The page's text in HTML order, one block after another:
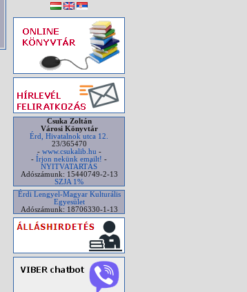
Csuka Zoltán
Városi Könyvtár
Érd, Hivatalnok utca 12.
23/365470
- www.csukalib.hu -
- Írjon nekünk emailt! -
NYITVATARTÁS
Adószámunk: 15440749-2-13
SZJA 1%
Érdi Lengyel-Magyar Kulturális
Egyesület
Adószámunk: 18706330-1-13